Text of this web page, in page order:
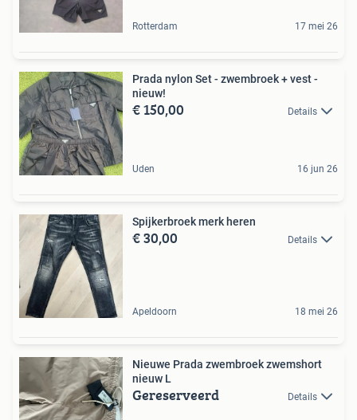
Rotterdam 17 mei 26
Prada nylon Set - zwembroek + vest -
nieuw!
€ 150,00 Details
Uden 16 jun 26
Spijkerbroek merk heren
€ 30,00 Details
Apeldoorn 18 mei 26
Nieuwe Prada zwembroek zwemshort
nieuw L
Gereserveerd Details